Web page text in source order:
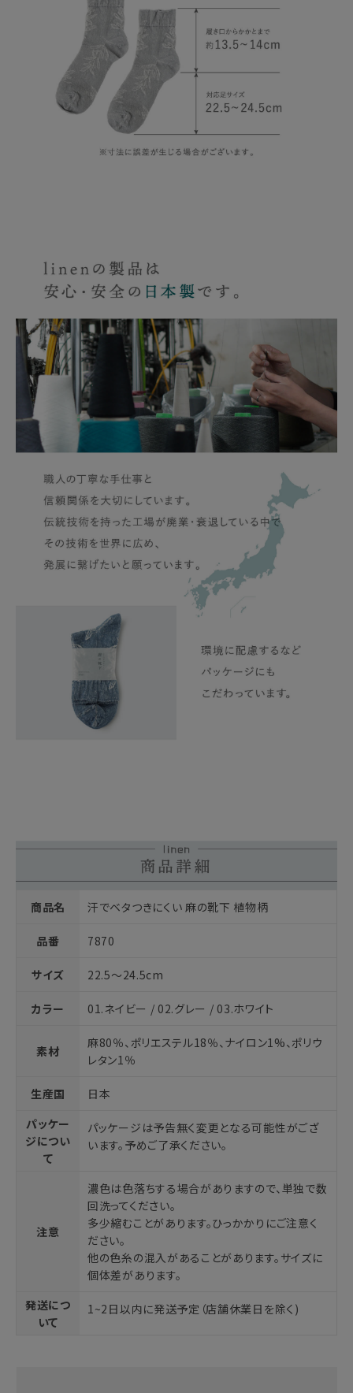
商品名 汗でベタつきにくい 麻の靴下 植物柄
品番 7870
サイズ 22.5～24.5cm
カラー 01.ネイビー / 02.グレー / 03.ホワイト
素材
麻80％、ポリエステル18％、ナイロン1%、ポリウ
レタン1％
生産国
日本
パッケー
ジについ
て
パッケージは予告無く変更となる可能性がござ
います。予めご了承ください。
注意
濃色は色落ちする場合がありますので、単独で数
回洗ってください。
多少縮むことがあります。ひっかかりにご注意く
ださい。
他の色糸の混入があることがあります。サイズに
個体差があります。
発送につ
いて
1~2日以内に発送予定（店舗休業日を除く)